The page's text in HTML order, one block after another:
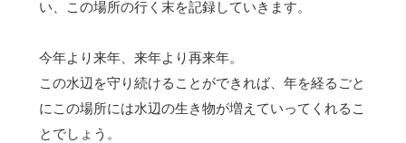
い、この場所の行く末を記録していきます。
今年より来年、来年より再来年。
この水辺を守り続けることができれば、年を経るごと
にこの場所には水辺の生き物が増えていってくれるこ
とでしょう。